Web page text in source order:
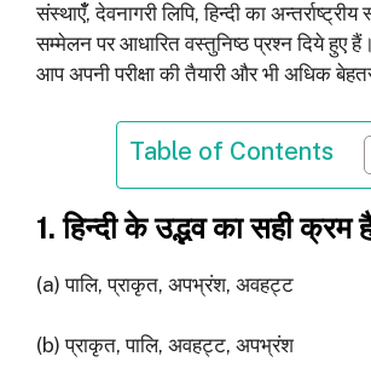
संस्‍थाएँँ, देवनागरी लिपि, हिन्‍दी का अन्‍तर्राष्‍ट्रीय
सम्‍मेलन पर आधारित वस्‍तुनिष्‍ठ प्रश्‍न दिये हुए
आप अपनी परीक्षा की तैयारी और भी अधिक
Table of Contents
1. हिन्दी के उद्भव का सही क्रम
(a) पालि, प्राकृत, अपभ्रंश, अवहट्ट
(b) प्राकृत, पालि, अवहट्ट, अपभ्रंश